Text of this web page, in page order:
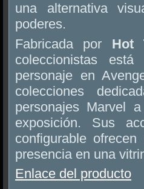
una alternativa
poderes.
Fabricada por Hot
coleccionistas
personaje en
colecciones
personajes Marvel
exposición. Sus
configurable
presencia en una
Enlace del producto